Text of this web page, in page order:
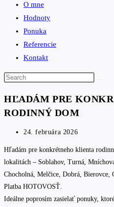
O mne
Hodnoty
Ponuka
Referencie
Kontakt
Search
website
HĽADÁM PRE
RODINNÝ DOM
Post
24. februára 2026
Hľadám pre konkrétneho klienta
lokalitách – Soblahov, Turná,
Chocholná, Melčice, Dobrá, Bierovce,
Platba HOTOVOSŤ.
Ideálne poprosím zasielať ponuky,